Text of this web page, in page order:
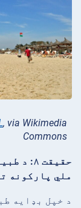
, via Wikimedia
Commons
ملي پارکونه